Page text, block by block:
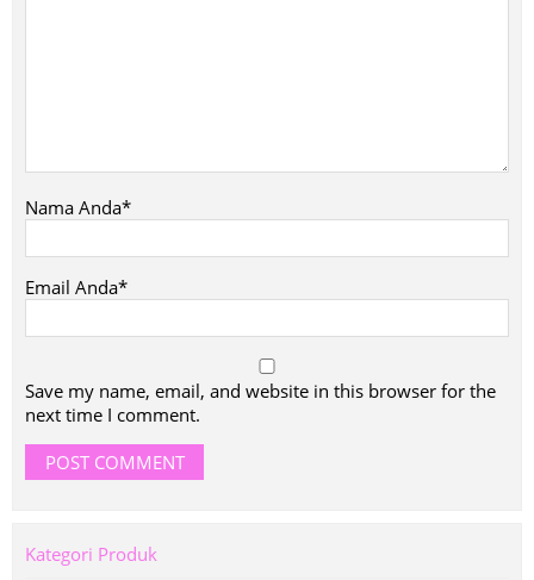
Nama Anda*
Email Anda*
Save my name, email, and website in this browser for the
next time I comment.
Kategori Produk